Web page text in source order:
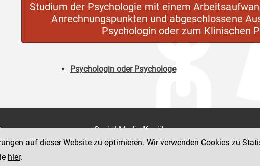
Studium der Psychologie mit einem
Anrechnungspunkten und abgeschlossene
Psychologin oder zum Klinischen
Psychologin oder Psychologe
7
Social Media Kanäle
der Justiz und des BMJ
auf dieser Website zu optimieren. Wir verwenden Cookies zu
hier.